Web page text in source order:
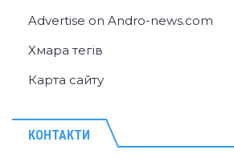
Advertise on Andro-news.com
Хмара тегів
Карта сайту
КОНТАКТИ